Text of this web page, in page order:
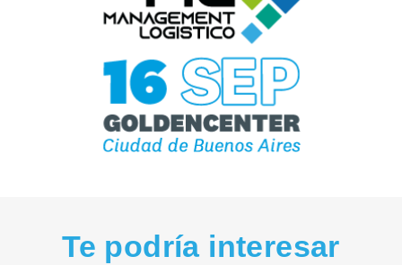
Te podría interesar